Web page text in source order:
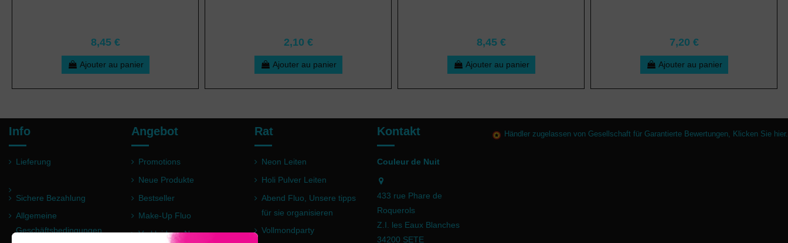
8,45 €
Ajouter au panier
2,10 €
Ajouter au panier
8,45 €
Ajouter au panier
7,20 €
Ajouter au panier
Info
Lieferung
Sichere Bezahlung
Allgemeine
Geschäftsbedingungen
Angebot
Promotions
Neue Produkte
Bestseller
Make-Up Fluo
Verkleidung Neon
Rat
Neon Leiten
Holi Pulver Leiten
Abend Fluo, Unsere tipps
für sie organisieren
Vollmondparty
Kontakt
Couleur de Nuit
433 rue Phare de
Roquerols
Z.I. les Eaux Blanches
34200 SETE
Händler zugelassen von Gesellschaft für Garantierte Bewertungen, Klicken Sie hier.